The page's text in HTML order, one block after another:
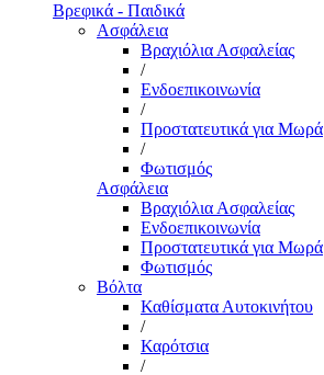
Βρεφικά - Παιδικά
Ασφάλεια
Βραχιόλια Ασφαλείας
/
Ενδοεπικοινωνία
/
Προστατευτικά για Μωρά
/
Φωτισμός
Ασφάλεια
Βραχιόλια Ασφαλείας
Ενδοεπικοινωνία
Προστατευτικά για Μωρά
Φωτισμός
Βόλτα
Καθίσματα Αυτοκινήτου
/
Καρότσια
/